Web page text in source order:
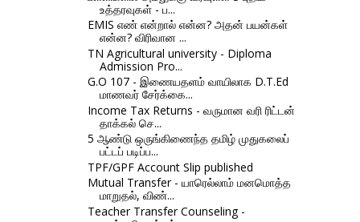
உத்தரவுகள் - ப...
EMIS எண் என்றால் என்ன? அதன் பயன்கள்
என்ன? விரிவான ...
TN Agricultural university - Diploma
Admission Pro...
G.O 107 - இணையதளம் வாயிலாக D.T.Ed
மாணவர் சேர்க்கை...
Income Tax Returns - வருமான வரி ரிட்டன்
தாக்கல் செ...
5 ஆண்டு ஒருங்கிணைந்த தமிழ் முதுகலைப்
பட்டப் படிப்ப...
TPF/GPF Account Slip published
Mutual Transfer - யாரெல்லாம் மனமொத்த
மாறுதல், விண்...
Teacher Transfer Counseling -